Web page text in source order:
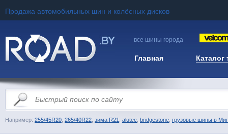
Продажа автомобильных шин и колёсных дисков
— все шины города
Главная Каталог
Например: 255/45R20 265/40R22 зима R21 alutec bridgestone грузовые шины в